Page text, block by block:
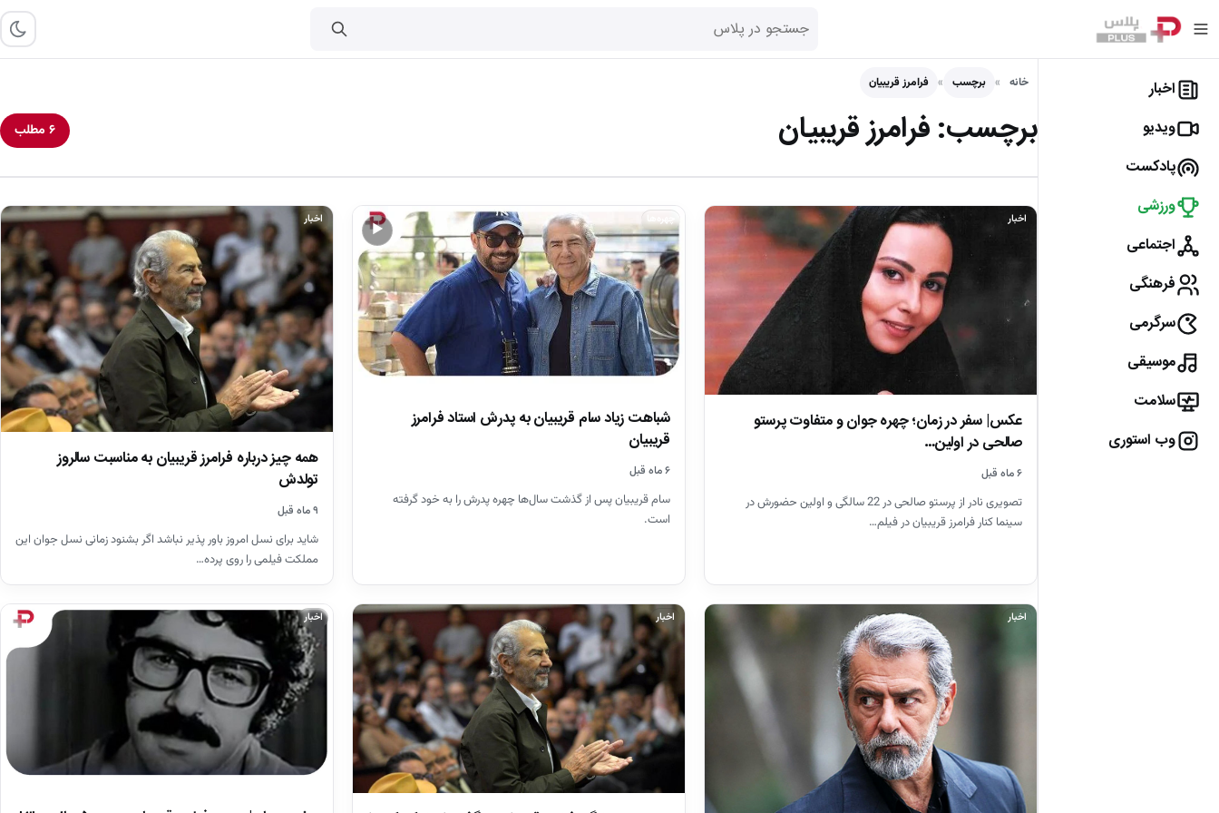
اخبار
ویدیو
پادکست
ورزشی
اجتماعی
فرهنگی
سرگرمی
موسیقی
سلامت
وب استوری
خانه برچسب فرامرز قریبیان
برچسب:فرامرز قریبیان ۶ مطلب
اخبار
عکس| سفر در زمان؛ چهره جوان و متفاوت پرستو
صالحی در اولین…
۶ ماه قبل
تصویری نادر از پرستو صالحی در 22 سالگی و اولین حضورش در
سینما کنار فرامرز قریبیان در فیلم…
▶
چهره‌ها
شباهت زیاد سام قریبیان به پدرش استاد فرامرز
قریبیان
۶ ماه قبل
سام قریبیان پس از گذشت سال‌ها چهره پدرش را به خود گرفته
است.
اخبار
همه چیز درباره فرامرز قریبیان به مناسبت سالروز
تولدش
۹ ماه قبل
شاید برای نسل امروز باور پذیر نباشد اگر بشنود زمانی نسل جوان این
مملکت فیلمی را روی پرده…
اخبار اخبار اخبار